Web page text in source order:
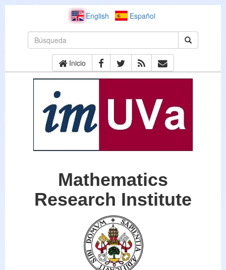
English Español
Inicio
Mathematics
Research Institute